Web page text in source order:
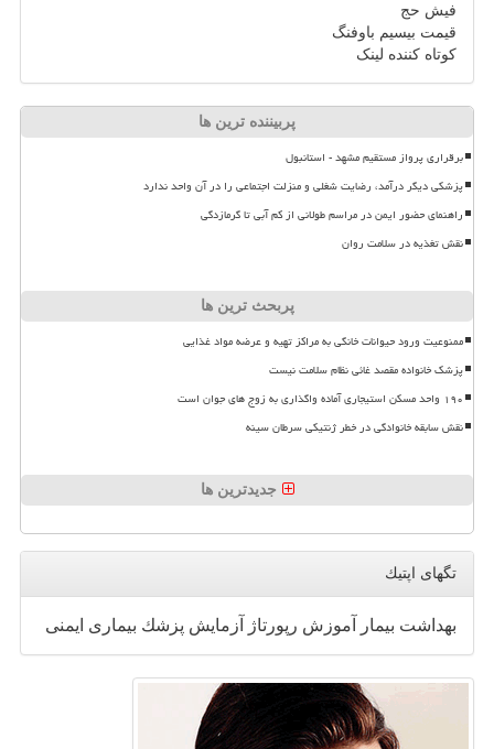
فیش حج
قیمت بیسیم باوفنگ
کوتاه کننده لینک
پربیننده ترین ها
برقراری پرواز مستقیم مشهد - استانبول
پزشکی دیگر درآمد، رضایت شغلی و منزلت اجتماعی را در آن واحد ندارد
راهنمای حضور ایمن در مراسم طولانی از کم آبی تا گرمازدگی
نقش تغذیه در سلامت روان
پربحث ترین ها
ممنوعیت ورود حیوانات خانگی به مراکز تهیه و عرضه مواد غذایی
پزشک خانواده مقصد غائی نظام سلامت نیست
۱۹۰ واحد مسکن استیجاری آماده واگذاری به زوج های جوان است
نقش سابقه خانوادگی در خطر ژنتیکی سرطان سینه
جدیدترین ها
تگهای اپتیك
بهداشت بیمار آموزش رپورتاژ آزمایش پزشك بیماری ایمنی